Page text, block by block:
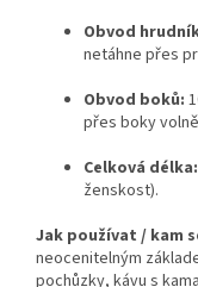
Obvod
netáhne přes
Obvod boků:
přes boky
Celková délka:
ženskost).
Jak používat / kam
neocenitelným
pochůzky, kávu s